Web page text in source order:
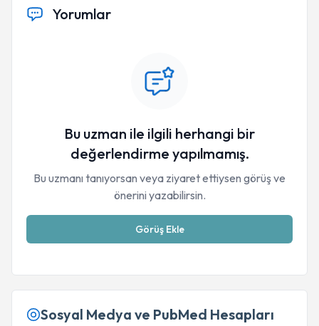
Yorumlar
Bu uzman ile ilgili herhangi bir
değerlendirme yapılmamış.
Bu uzmanı tanıyorsan veya ziyaret ettiysen görüş ve
önerini yazabilirsin.
Görüş Ekle
Sosyal Medya ve PubMed Hesapları